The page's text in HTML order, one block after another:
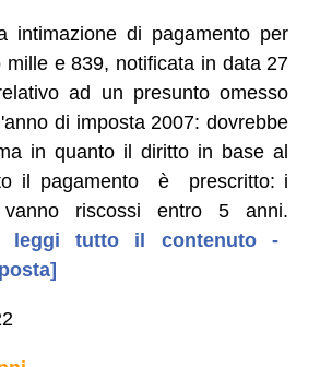
intimazione di pagamento per
mille e 839, notificata in data 27
ad un presunto omesso
di imposta 2007: dovrebbe
in quanto il diritto in base al
il pagamento è prescritto: i
riscossi entro 5 anni.
leggi tutto il contenuto -